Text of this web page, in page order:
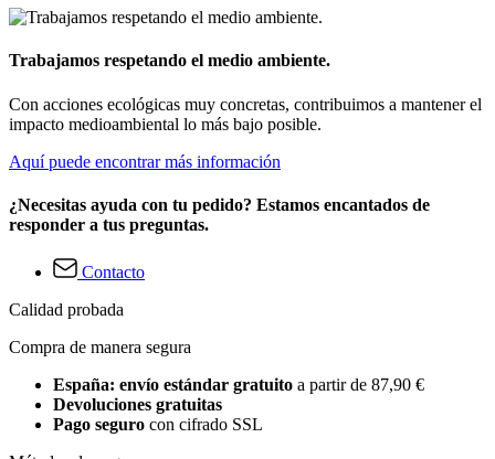
Trabajamos respetando el medio ambiente.
Con acciones ecológicas muy concretas, contribuimos a mantener el
impacto medioambiental lo más bajo posible.
Aquí puede encontrar más información
¿Necesitas ayuda con tu pedido? Estamos encantados de
responder a tus preguntas.
Contacto
Calidad probada
Compra de manera segura
España: envío estándar gratuito a partir de 87,90 €
Devoluciones gratuitas
Pago seguro con cifrado SSL